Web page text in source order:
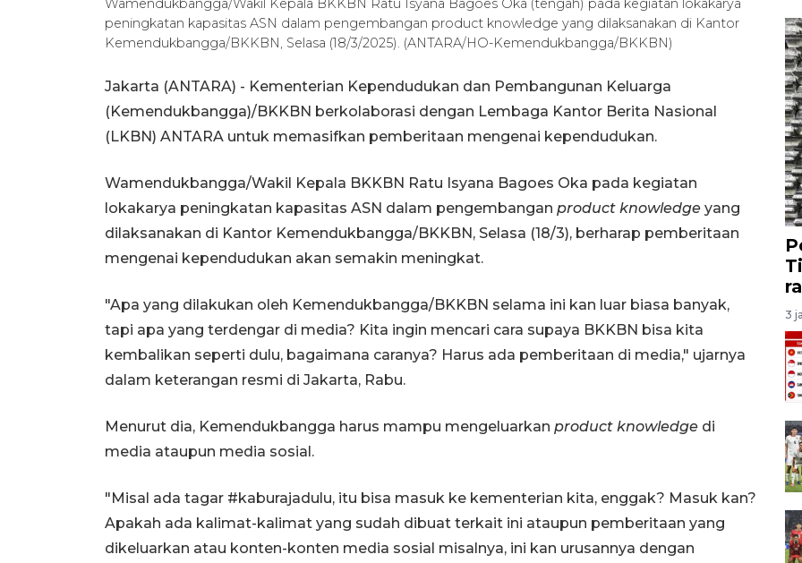
Wamendukbangga/Wakil Kepala BKKBN Ratu Isyana Bagoes Oka (tengah) pada kegiatan lokakarya
peningkatan kapasitas ASN dalam pengembangan product knowledge yang dilaksanakan di Kantor
Kemendukbangga/BKKBN, Selasa (18/3/2025). (ANTARA/HO-Kemendukbangga/BKKBN)
Jakarta (ANTARA) - Kementerian Kependudukan dan Pembangunan Keluarga
(Kemendukbangga)/BKKBN berkolaborasi dengan Lembaga Kantor Berita Nasional
(LKBN) ANTARA untuk memasifkan pemberitaan mengenai kependudukan.
Wamendukbangga/Wakil Kepala BKKBN Ratu Isyana Bagoes Oka pada kegiatan
lokakarya peningkatan kapasitas ASN dalam pengembangan product knowledge yang
dilaksanakan di Kantor Kemendukbangga/BKKBN, Selasa (18/3), berharap pemberitaan
mengenai kependudukan akan semakin meningkat.
"Apa yang dilakukan oleh Kemendukbangga/BKKBN selama ini kan luar biasa banyak,
tapi apa yang terdengar di media? Kita ingin mencari cara supaya BKKBN bisa kita
kembalikan seperti dulu, bagaimana caranya? Harus ada pemberitaan di media," ujarnya
dalam keterangan resmi di Jakarta, Rabu.
Menurut dia, Kemendukbangga harus mampu mengeluarkan product knowledge di
media ataupun media sosial.
"Misal ada tagar #kaburajadulu, itu bisa masuk ke kementerian kita, enggak? Masuk kan?
Apakah ada kalimat-kalimat yang sudah dibuat terkait ini ataupun pemberitaan yang
dikeluarkan atau konten-konten media sosial misalnya, ini kan urusannya dengan
3